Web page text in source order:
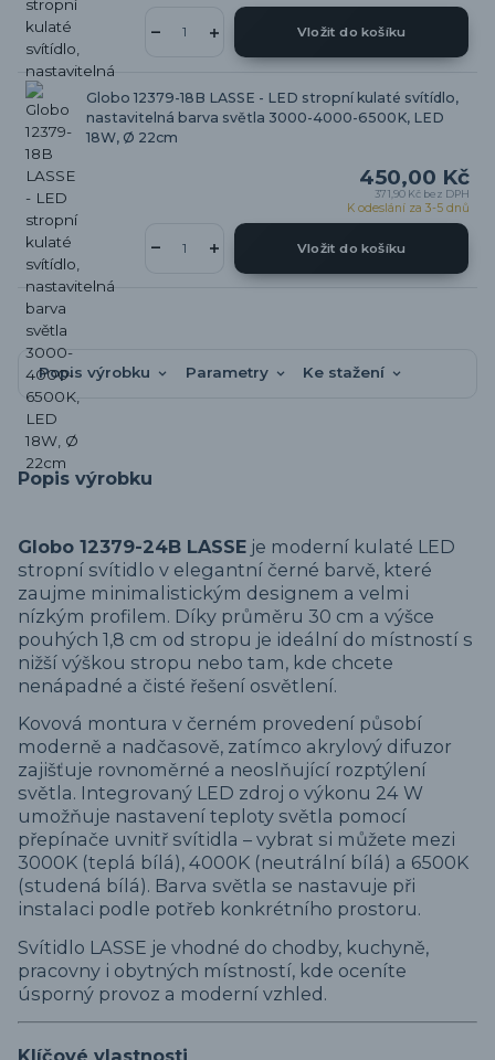
Vložit do košíku
Globo 12379-18B LASSE - LED stropní kulaté svítídlo,
nastavitelná barva světla 3000-4000-6500K, LED
18W, Ø 22cm
450,00 Kč
371,90 Kč bez DPH
K odeslání za 3-5 dnů
Vložit do košíku
Popis výrobku Parametry Ke stažení
Popis výrobku
Globo 12379-24B LASSE je moderní kulaté LED
stropní svítidlo v elegantní černé barvě, které
zaujme minimalistickým designem a velmi
nízkým profilem. Díky průměru 30 cm a výšce
pouhých 1,8 cm od stropu je ideální do místností s
nižší výškou stropu nebo tam, kde chcete
nenápadné a čisté řešení osvětlení.
Kovová montura v černém provedení působí
moderně a nadčasově, zatímco akrylový difuzor
zajišťuje rovnoměrné a neoslňující rozptýlení
světla. Integrovaný LED zdroj o výkonu 24 W
umožňuje nastavení teploty světla pomocí
přepínače uvnitř svítidla – vybrat si můžete mezi
3000K (teplá bílá), 4000K (neutrální bílá) a 6500K
(studená bílá). Barva světla se nastavuje při
instalaci podle potřeb konkrétního prostoru.
Svítidlo LASSE je vhodné do chodby, kuchyně,
pracovny i obytných místností, kde oceníte
úsporný provoz a moderní vzhled.
Klíčové vlastnosti